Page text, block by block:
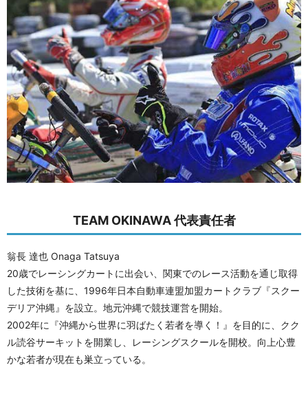
TEAM OKINAWA 代表責任者
翁長 達也 Onaga Tatsuya
20歳でレーシングカートに出会い、関東でのレース活動を通じ取得
した技術を基に、1996年日本自動車連盟加盟カートクラブ『スクー
デリア沖縄』を設立。地元沖縄で競技運営を開始。
2002年に『沖縄から世界に羽ばたく若者を導く！』を目的に、クク
ル読谷サーキットを開業し、レーシングスクールを開校。向上心豊
かな若者が現在も巣立っている。